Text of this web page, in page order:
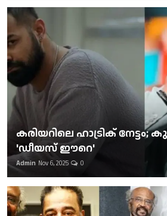
കരിയറിലെ ഹാട്രിക് നേട്ടം;
'ഡീയസ് ഈറെ'
Admin Nov 6, 2025 0